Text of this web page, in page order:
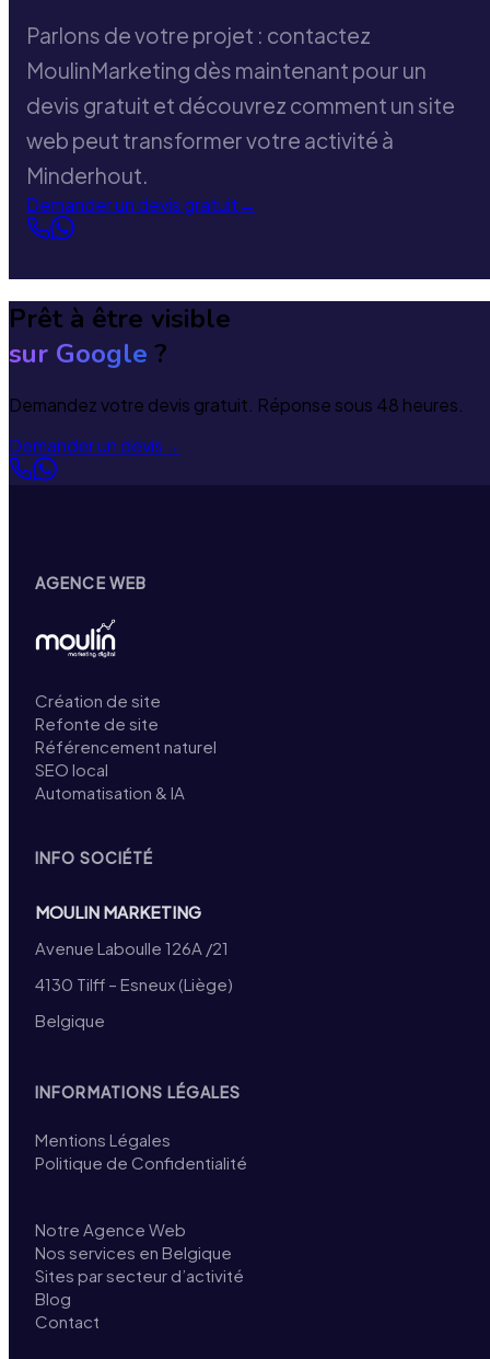
Parlons de votre projet : contactez
MoulinMarketing dès maintenant pour un
devis gratuit et découvrez comment un site
web peut transformer votre activité à
Minderhout.
Demander un devis gratuit→
Prêt à être visible
sur Google ?
Demandez votre devis gratuit. Réponse sous 48 heures.
Demander un devis→
AGENCE WEB
Création de site
Refonte de site
Référencement naturel
SEO local
Automatisation & IA
INFO SOCIÉTÉ
MOULIN MARKETING
Avenue Laboulle 126A /21
4130 Tilff – Esneux (Liège)
Belgique
INFORMATIONS LÉGALES
Mentions Légales
Politique de Confidentialité
Notre Agence Web
Nos services en Belgique
Sites par secteur d’activité
Blog
Contact